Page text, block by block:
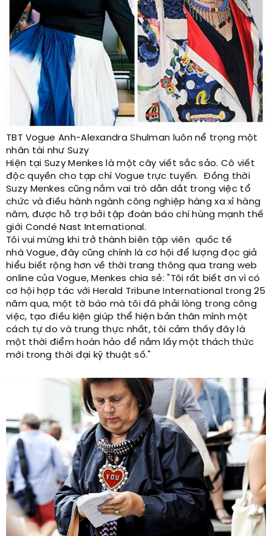
TBT Vogue Anh-Alexandra Shulman luôn nể trọng một
nhân tài như Suzy
Hiện tại Suzy Menkes là một cây viết sắc sảo. Cô viết
độc quyền cho tạp chí Vogue trực tuyến. Đồng thời
Suzy Menkes cũng nắm vai trò dẫn dắt trong việc tổ
chức và điều hành ngành công nghiệp hàng xa xỉ hàng
năm, được hỗ trợ bởi tập đoàn báo chí hùng mạnh thế
giới Condé Nast International.
Tôi vui mừng khi trở thành biên tập viên quốc tế
nhà Vogue, đây cũng chính là cơ hội để lượng đọc giả
hiểu biết rộng hơn về thời trang thông qua trang web
online của Vogue, Menkes chia sẻ: "Tôi rất biết ơn vì có
cơ hội hợp tác với Herald Tribune International trong 25
năm qua, một tờ báo mà tôi đã phải lòng trong công
việc, tạo điều kiện giúp thể hiện bản thân mình một
cách tự do và trung thực nhất, tôi cảm thấy đây là
một thời điểm hoàn hảo để nắm lấy một thách thức
mới trong thời đại kỹ thuật số."